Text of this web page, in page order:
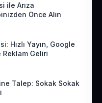
ile Arıza
Önce Alın
Hızlı Yayın, Google
Reklam Geliri
Talep: Sokak Sokak